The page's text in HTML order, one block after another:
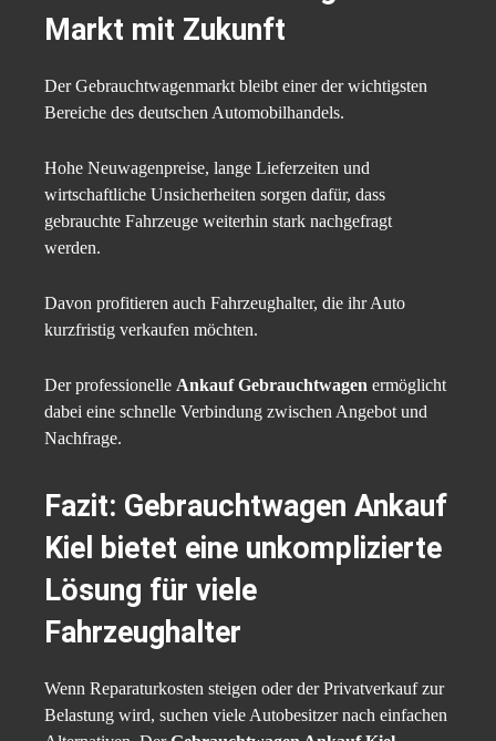
Markt mit Zukunft
Der Gebrauchtwagenmarkt bleibt einer der wichtigsten
Bereiche des deutschen Automobilhandels.
Hohe Neuwagenpreise, lange Lieferzeiten und
wirtschaftliche Unsicherheiten sorgen dafür, dass
gebrauchte Fahrzeuge weiterhin stark nachgefragt
werden.
Davon profitieren auch Fahrzeughalter, die ihr Auto
kurzfristig verkaufen möchten.
Der professionelle Ankauf Gebrauchtwagen ermöglicht
dabei eine schnelle Verbindung zwischen Angebot und
Nachfrage.
Fazit: Gebrauchtwagen Ankauf
Kiel bietet eine unkomplizierte
Lösung für viele
Fahrzeughalter
Wenn Reparaturkosten steigen oder der Privatverkauf zur
Belastung wird, suchen viele Autobesitzer nach einfachen